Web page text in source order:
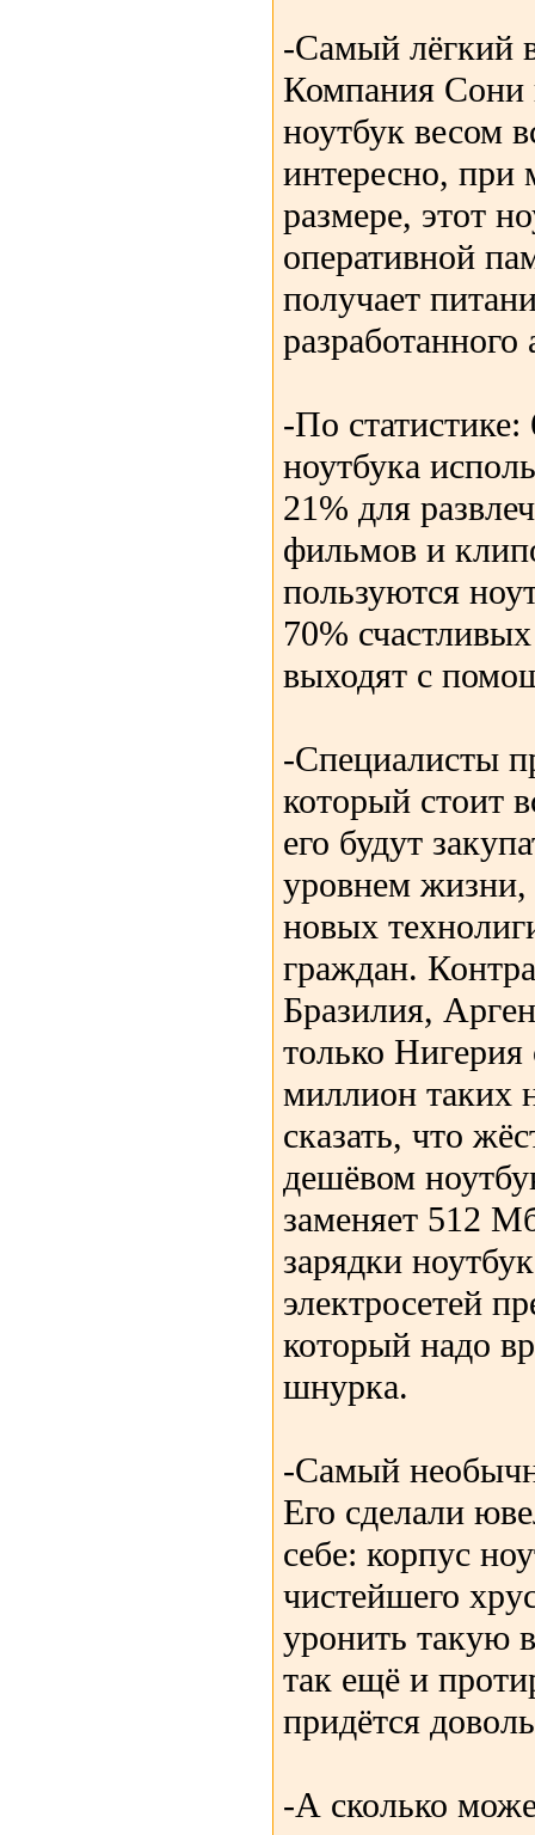
-Самый лёгкий
Компания Сони
ноутбук весом
интересно, при
размере, этот
оперативной
получает
-По статистике:
ноутбука
21% для
фильмов и
пользуются
70%
выходят с
-Специалисты
который стоит
его будут
уровнем
новых
граждан.
Бразилия,
только Нигерия
миллион таких
сказать, что
дешёвом
заменяет 512
зарядки
электросетей
который надо
шнурка.
-Самый
Его сделали
себе: корпус
чистейшего
уронить такую
так ещё и
придётся
-А сколько